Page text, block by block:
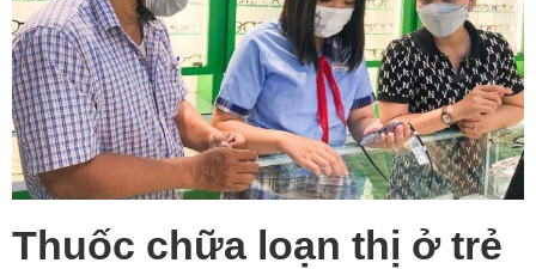
Thuốc chữa loạn thị ở trẻ